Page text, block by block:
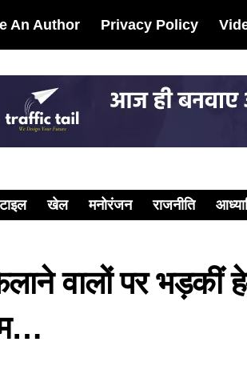
An Author Privacy Policy
खेल मनोरंजन राजनीति
वालों पर भड़कीं